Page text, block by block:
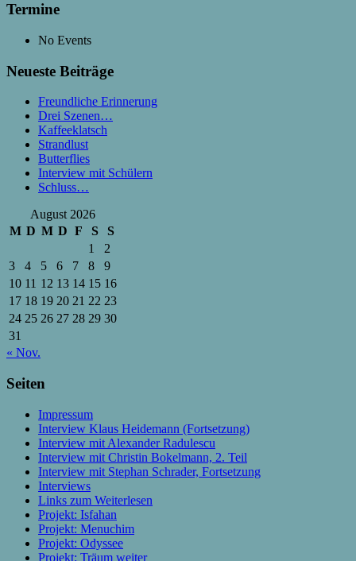
Termine
No Events
Neueste Beiträge
Freundliche Erinnerung
Drei Szenen…
Kaffeeklatsch
Strandlust
Butterflies
Interview mit Schülern
Schluss…
August 2026
M D M D F S
S
1
2
3
4 5 6 7 8
9
10 11 12 13 14 15 16
17 18 19 20 21 22 23
24 25 26 27 28 29 30
31
« Nov.
Seiten
Impressum
Interview Klaus Heidemann (Fortsetzung)
Interview mit Alexander Radulescu
Interview mit Christin Bokelmann, 2. Teil
Interview mit Stephan Schrader, Fortsetzung
Interviews
Links zum Weiterlesen
Projekt: Isfahan
Projekt: Menuchim
Projekt: Odyssee
Projekt: Träum weiter